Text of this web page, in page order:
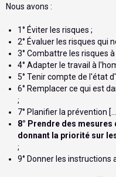
Nous avons :
1° Éviter les risques ;
2° Évaluer les risques qui
3° Combattre les risques à
4° Adapter le travail à
5° Tenir compte de l'état
6° Remplacer ce qui est
;
7° Planifier la prévention
8° Prendre des
donnant la priorité sur
;
9° Donner les instructions